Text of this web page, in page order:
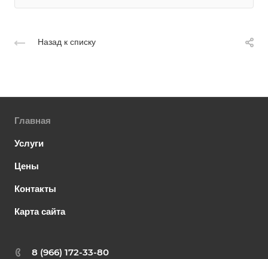
Назад к списку
Главная
Услуги
Цены
Контакты
Карта сайта
8 (966) 172-33-80